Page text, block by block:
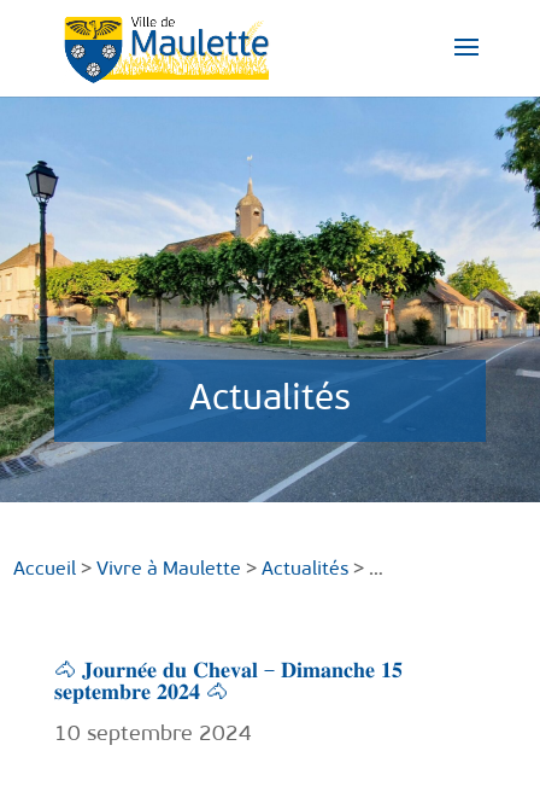
Actualités
Accueil >Vivre à Maulette > Actualités > …
🐴 𝐉𝐨𝐮𝐫𝐧𝐞́𝐞 𝐝𝐮 𝐂𝐡𝐞𝐯𝐚𝐥 – 𝐃𝐢𝐦𝐚𝐧𝐜𝐡𝐞 𝟏𝟓
𝐬𝐞𝐩𝐭𝐞𝐦𝐛𝐫𝐞 𝟐𝟎𝟐𝟒 🐴
10 septembre 2024